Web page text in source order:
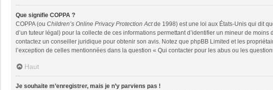
Que signifie COPPA ?
COPPA (ou Children’s Online Privacy Protection Actde 1998) est une loi aux États-Unis qui dit
d’un tuteur légal) pour la collecte de ces informations permettant d’identifier un mineur de
contactez un conseiller juridique pour obtenir son avis. Notez que phpBB Limited et les
l’exception de celles mentionnées dans la question « Qui contacter pour les abus ou les
Haut
Je souhaite m’enregistrer, mais je n’y parviens pas !